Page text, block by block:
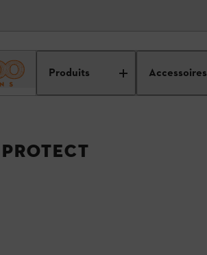
Produits Accessoires